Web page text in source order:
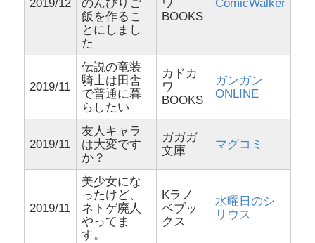
2019/12
のんびりご
飯を作るこ
とにしまし
た
ワ
BOOKS
ComicWalker
2019/11
伝説の竜装
騎士は田舎
で普通に暮
らしたい
カドカ
ワ
BOOKS
ガンガン
ONLINE
2019/11
友人キャラ
は大変です
か？
ガガガ
文庫
マグコミ
2019/11
美少女にな
ったけど、
ネトゲ廃人
やってま
す。
Kラノ
ベブッ
クス
水曜日のシ
リウス